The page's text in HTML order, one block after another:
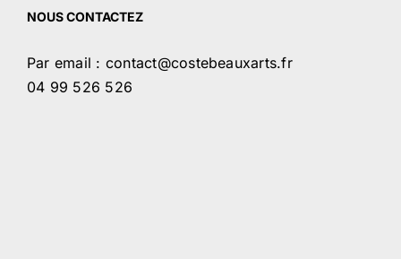
NOUS CONTACTEZ
Par email : contact@costebeauxarts.fr
04 99 526 526